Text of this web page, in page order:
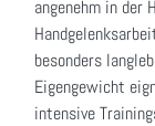
angenehm in der
besonders
Eigengewicht
intensive